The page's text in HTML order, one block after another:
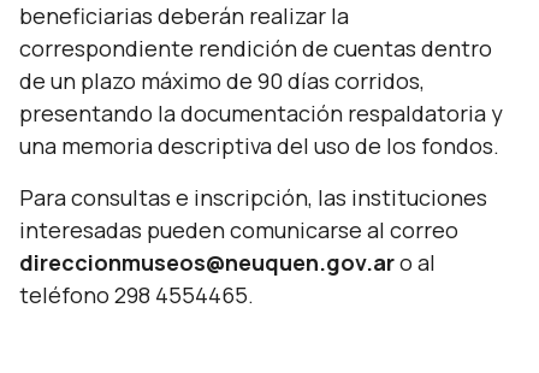
beneficiarias deberán realizar la
correspondiente rendición de cuentas dentro
de un plazo máximo de 90 días corridos,
presentando la documentación respaldatoria y
una memoria descriptiva del uso de los fondos.
Para consultas e inscripción, las instituciones
interesadas pueden comunicarse al correo
direccionmuseos@neuquen.gov.aro al
teléfono 298 4554465.